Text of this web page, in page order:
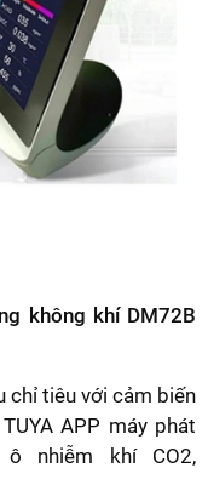
không khí DM72B
chỉ tiêu với cảm biến
APP máy phát
nhiễm khí CO2,